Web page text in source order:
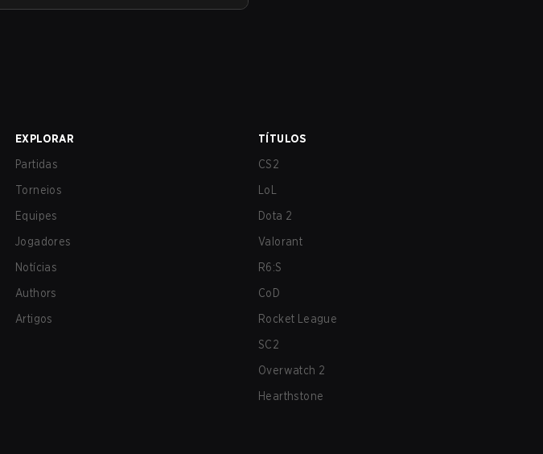
EXPLORAR
Partidas
Torneios
Equipes
Jogadores
Notícias
Authors
Artigos
TÍTULOS
CS2
LoL
Dota 2
Valorant
R6:S
CoD
Rocket League
SC2
Overwatch 2
Hearthstone